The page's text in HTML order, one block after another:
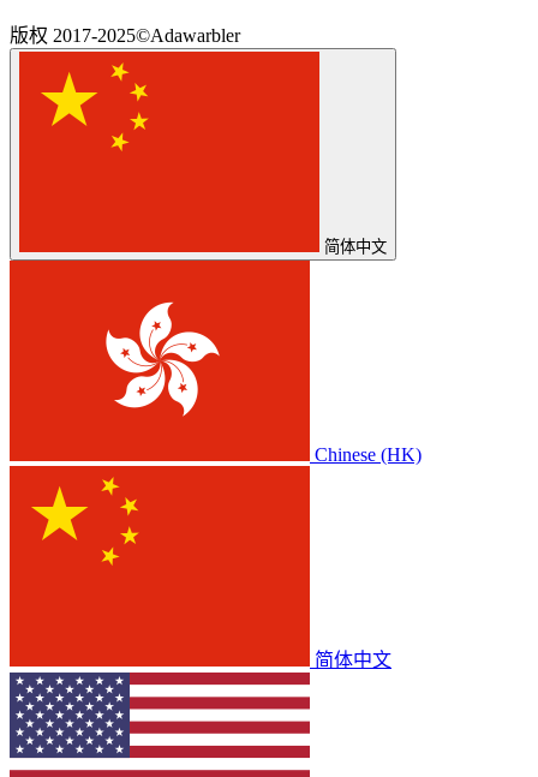
版权 2017-2025©Adawarbler
简体中文
Chinese (HK)
简体中文